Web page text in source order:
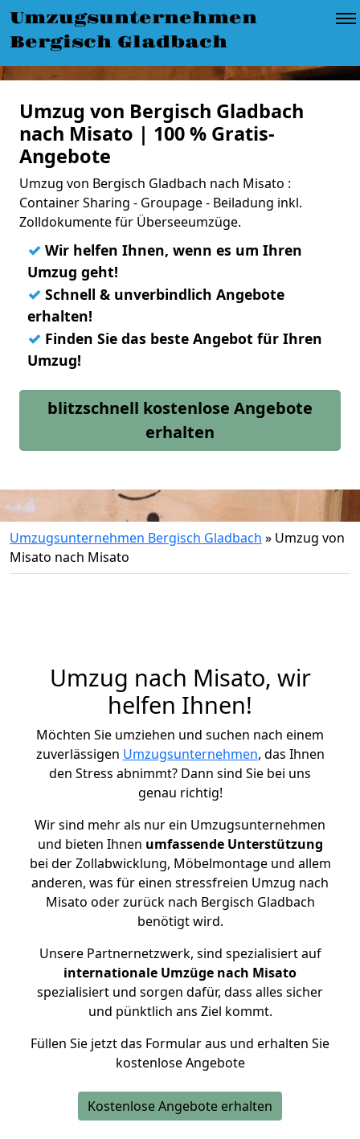
Umzugsunternehmen
Bergisch Gladbach
Umzug von Bergisch Gladbach
nach Misato | 100 % Gratis-
Angebote
Umzug von Bergisch Gladbach nach Misato :
Container Sharing - Groupage - Beiladung inkl.
Zolldokumente für Überseeumzüge.
✓ Wir helfen Ihnen, wenn es um Ihren
Umzug geht!
✓ Schnell & unverbindlich Angebote
erhalten!
✓ Finden Sie das beste Angebot für Ihren
Umzug!
blitzschnell kostenlose Angebote
erhalten
Umzugsunternehmen Bergisch Gladbach » Umzug von
Misato nach Misato
Umzug nach Misato, wir
helfen Ihnen!
Möchten Sie umziehen und suchen nach einem
zuverlässigen Umzugsunternehmen, das Ihnen
den Stress abnimmt? Dann sind Sie bei uns
genau richtig!
Wir sind mehr als nur ein Umzugsunternehmen
und bieten Ihnen umfassende Unterstützung
bei der Zollabwicklung, Möbelmontage und allem
anderen, was für einen stressfreien Umzug nach
Misato oder zurück nach Bergisch Gladbach
benötigt wird.
Unsere Partnernetzwerk, sind spezialisiert auf
internationale Umzüge nach Misato
spezialisiert und sorgen dafür, dass alles sicher
und pünktlich ans Ziel kommt.
Füllen Sie jetzt das Formular aus und erhalten Sie
kostenlose Angebote
Kostenlose Angebote erhalten